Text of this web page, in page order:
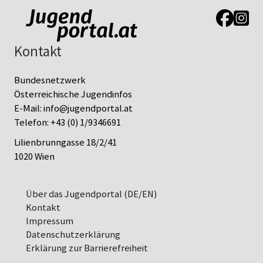
Link zur
Link
Kontakt
Bundesnetzwerk
Österreichische Jugendinfos
E-Mail:info@jugendportal.at
Telefon:+43 (0) 1/9346691
Lilienbrunngasse 18/2/41
1020 Wien
Über das Jugendportal (DE/EN)
Kontakt
Impressum
Datenschutz­erklärung
Erklärung zur Barrierefreiheit